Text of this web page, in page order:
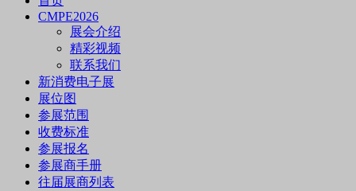
CMPE2026
展会介绍
精彩视频
联系我们
新消费电子展
展位图
参展范围
收费标准
参展报名
参展商手册
往届展商列表